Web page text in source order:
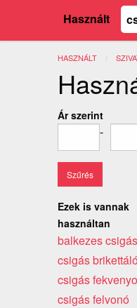
Használt
HASZNÁLT
Ár szerint
-
Ezek is vannak
használtan
balkezes
csigás
csigás
csigás felvonó